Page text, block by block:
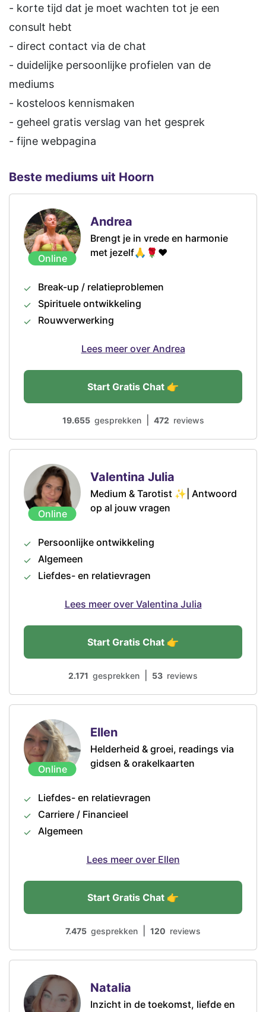
- korte tijd dat je moet wachten tot je een
consult hebt
- direct contact via de chat
- duidelijke persoonlijke profielen van de
mediums
- kosteloos kennismaken
- geheel gratis verslag van het gesprek
- fijne webpagina
Beste mediums uit Hoorn
Online
Andrea
Brengt je in vrede en harmonie
met jezelf🙏🌹❤️
Break-up / relatieproblemen
Spirituele ontwikkeling
Rouwverwerking
472 reviews
19.655 gesprekken
Start Gratis Chat 👉
Lees meer over Andrea
Online
Valentina Julia
Medium & Tarotist ✨| Antwoord
op al jouw vragen
Persoonlijke ontwikkeling
Algemeen
Liefdes- en relatievragen
53 reviews
2.171 gesprekken
Start Gratis Chat 👉
Lees meer over Valentina Julia
Online
Ellen
Helderheid & groei, readings via
gidsen & orakelkaarten
Liefdes- en relatievragen
Carriere / Financieel
Algemeen
120 reviews
7.475 gesprekken
Start Gratis Chat 👉
Lees meer over Ellen
Natalia
Inzicht in de toekomst, liefde en